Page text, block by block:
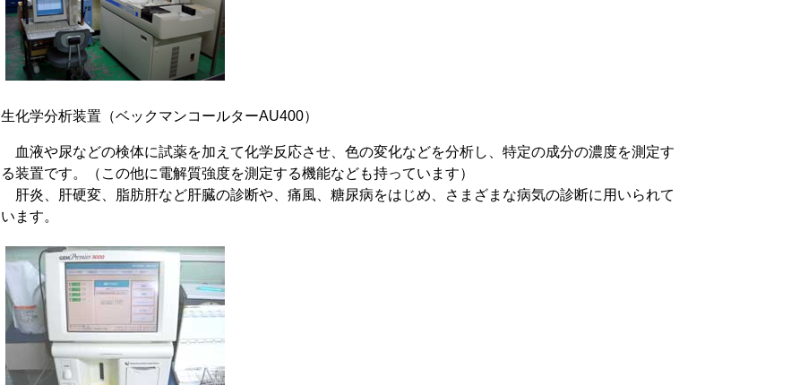
生化学分析装置（ベックマンコールターAU400）
血液や尿などの検体に試薬を加えて化学反応させ、色の変化などを分析し、特定の成分の濃度を測定す
る装置です。（この他に電解質強度を測定する機能なども持っています）
肝炎、肝硬変、脂肪肝など肝臓の診断や、痛風、糖尿病をはじめ、さまざまな病気の診断に用いられて
います。